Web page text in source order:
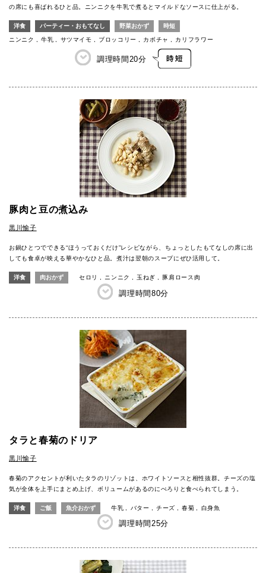
の席にも喜ばれるひと品。ニンニクを牛乳で煮るとマイルドなソースに仕上がる。
洋食 パーティー・おもてなし 野菜おかず 時短
ニンニク 牛乳 サツマイモ ブロッコリー カボチャ カリフラワー
調理時間 20分
豚肉と豆の煮込み
黒川愉子
お鍋ひとつでできる“ほうっておくだけ”レシピながら、ちょっとしたもてなしの席に出
しても食卓が映える華やかなひと品。煮汁は翌朝のスープにぜひ活用して。
洋食 肉おかず セロリ ニンニク 玉ねぎ 豚肩ロース肉
調理時間80分
タラと春菊のドリア
黒川愉子
春菊のアクセントが利いたタラのリゾットは、ホワイトソースと相性抜群。チーズの塩
気が全体を上手にまとめ上げ、ボリュームがあるのにぺろりと食べられてしまう。
洋食 ご飯 魚介おかず 牛乳 バター チーズ 春菊 白身魚
調理時間25分